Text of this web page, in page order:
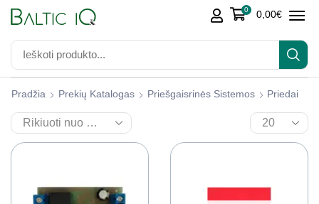
0 0,00€
Pradžia Prekių Katalogas Priešgaisrinės Sistemos Priedai